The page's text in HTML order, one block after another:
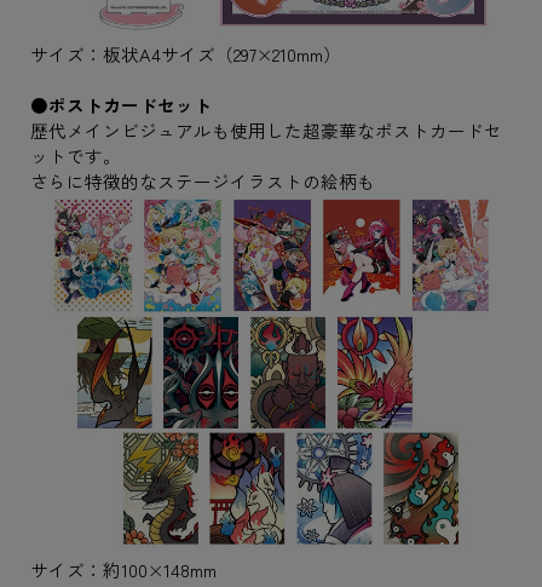
サイズ：板状A4サイズ（297×210mm）
●ポストカードセット
歴代メインビジュアルも使用した超豪華なポストカードセ
ットです。
さらに特徴的なステージイラストの絵柄も
サイズ：約100×148mm